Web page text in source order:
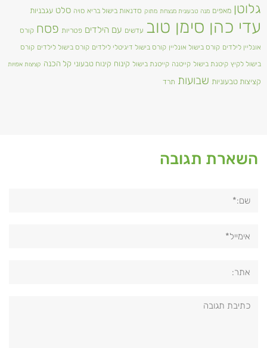
גלוטן מאפים מנה טבעונית מנצחת מתוק סדנאות בישול בריא סויה סלט עגבניות
עדי כהן סימן טוב עדשים עם הילדים פטריות פסח קורס
אונליין לילדים קורס בישול אונליין קורס בישול דיגיטלי לילדים קורס בישול לילדים קורס
בישול לקיץ קיטנת בישול קייטנה קייטנת בישול קינוח קינוח טבעוני קל הכנה קציצות אפויות
קציצות טבעוניות שבועות תרד
השארת תגובה